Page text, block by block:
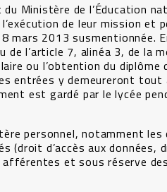
Ministère de l’Éducation
de leur mission et
mars 2013 susmentionnée.
l’article 7, alinéa 3, de la
ou l’obtention du diplôme
entrées y demeureront tout
est gardé par le lycée
personnel, notamment les
(droit d’accès aux données,
et sous réserve